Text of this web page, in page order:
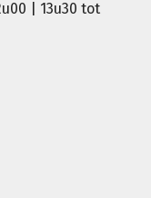
| 13u30 tot